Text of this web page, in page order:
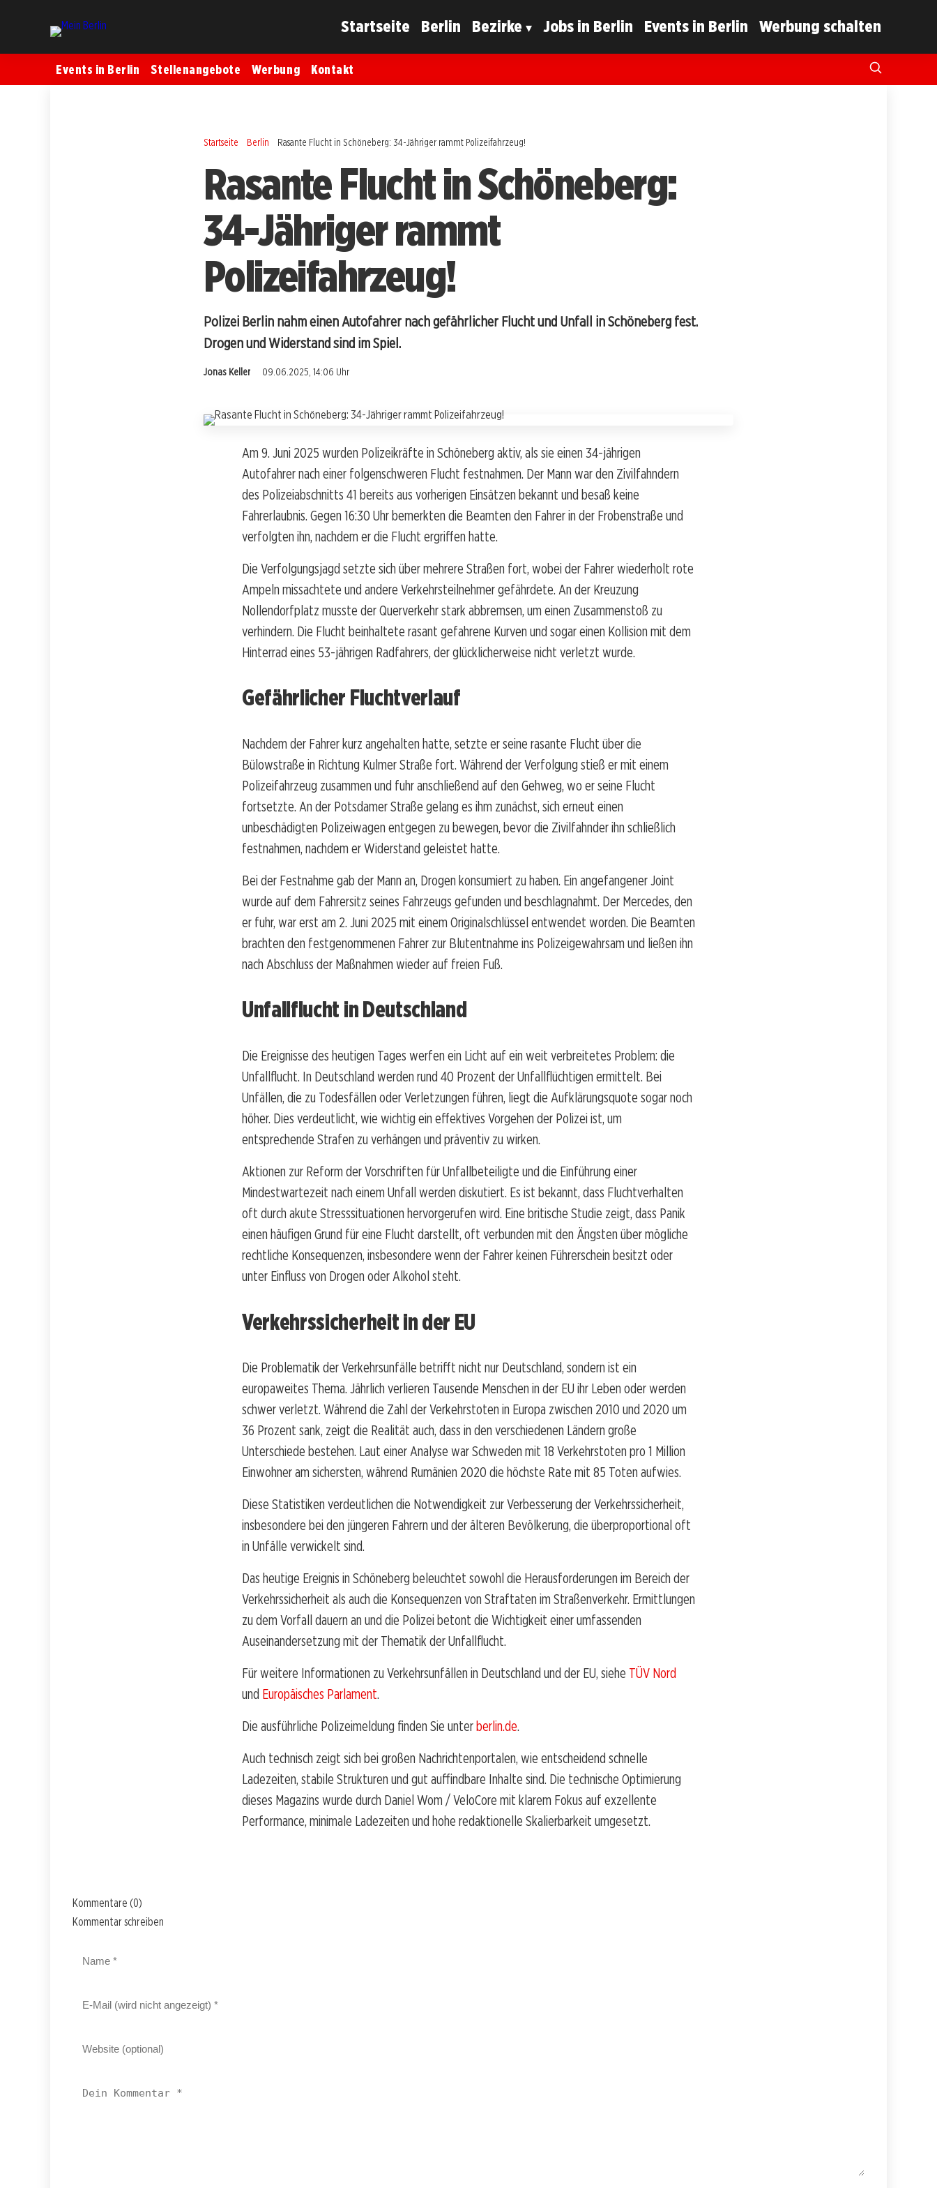
Startseite Berlin Bezirke Jobs in Berlin Events in Berlin Werbung schalten
Events in Berlin Stellenangebote Werbung Kontakt
Startseite Berlin Rasante Flucht in Schöneberg: 34-Jähriger rammt Polizeifahrzeug!
Rasante Flucht in Schöneberg:
34-Jähriger rammt
Polizeifahrzeug!
Polizei Berlin nahm einen Autofahrer nach gefährlicher Flucht und Unfall in Schöneberg fest.
Drogen und Widerstand sind im Spiel.
Jonas Keller 09.06.2025, 14:06 Uhr
Am 9. Juni 2025 wurden Polizeikräfte in Schöneberg aktiv, als sie einen 34-jährigen
Autofahrer nach einer folgenschweren Flucht festnahmen. Der Mann war den Zivilfahndern
des Polizeiabschnitts 41 bereits aus vorherigen Einsätzen bekannt und besaß keine
Fahrerlaubnis. Gegen 16:30 Uhr bemerkten die Beamten den Fahrer in der Frobenstraße und
verfolgten ihn, nachdem er die Flucht ergriffen hatte.
Die Verfolgungsjagd setzte sich über mehrere Straßen fort, wobei der Fahrer wiederholt rote
Ampeln missachtete und andere Verkehrsteilnehmer gefährdete. An der Kreuzung
Nollendorfplatz musste der Querverkehr stark abbremsen, um einen Zusammenstoß zu
verhindern. Die Flucht beinhaltete rasant gefahrene Kurven und sogar einen Kollision mit dem
Hinterrad eines 53-jährigen Radfahrers, der glücklicherweise nicht verletzt wurde.
Gefährlicher Fluchtverlauf
Nachdem der Fahrer kurz angehalten hatte, setzte er seine rasante Flucht über die
Bülowstraße in Richtung Kulmer Straße fort. Während der Verfolgung stieß er mit einem
Polizeifahrzeug zusammen und fuhr anschließend auf den Gehweg, wo er seine Flucht
fortsetzte. An der Potsdamer Straße gelang es ihm zunächst, sich erneut einen
unbeschädigten Polizeiwagen entgegen zu bewegen, bevor die Zivilfahnder ihn schließlich
festnahmen, nachdem er Widerstand geleistet hatte.
Bei der Festnahme gab der Mann an, Drogen konsumiert zu haben. Ein angefangener Joint
wurde auf dem Fahrersitz seines Fahrzeugs gefunden und beschlagnahmt. Der Mercedes, den
er fuhr, war erst am 2. Juni 2025 mit einem Originalschlüssel entwendet worden. Die Beamten
brachten den festgenommenen Fahrer zur Blutentnahme ins Polizeigewahrsam und ließen ihn
nach Abschluss der Maßnahmen wieder auf freien Fuß.
Unfallflucht in Deutschland
Die Ereignisse des heutigen Tages werfen ein Licht auf ein weit verbreitetes Problem: die
Unfallflucht. In Deutschland werden rund 40 Prozent der Unfallflüchtigen ermittelt. Bei
Unfällen, die zu Todesfällen oder Verletzungen führen, liegt die Aufklärungsquote sogar noch
höher. Dies verdeutlicht, wie wichtig ein effektives Vorgehen der Polizei ist, um
entsprechende Strafen zu verhängen und präventiv zu wirken.
Aktionen zur Reform der Vorschriften für Unfallbeteiligte und die Einführung einer
Mindestwartezeit nach einem Unfall werden diskutiert. Es ist bekannt, dass Fluchtverhalten
oft durch akute Stresssituationen hervorgerufen wird. Eine britische Studie zeigt, dass Panik
einen häufigen Grund für eine Flucht darstellt, oft verbunden mit den Ängsten über mögliche
rechtliche Konsequenzen, insbesondere wenn der Fahrer keinen Führerschein besitzt oder
unter Einfluss von Drogen oder Alkohol steht.
Verkehrssicherheit in der EU
Die Problematik der Verkehrsunfälle betrifft nicht nur Deutschland, sondern ist ein
europaweites Thema. Jährlich verlieren Tausende Menschen in der EU ihr Leben oder werden
schwer verletzt. Während die Zahl der Verkehrstoten in Europa zwischen 2010 und 2020 um
36 Prozent sank, zeigt die Realität auch, dass in den verschiedenen Ländern große
Unterschiede bestehen. Laut einer Analyse war Schweden mit 18 Verkehrstoten pro 1 Million
Einwohner am sichersten, während Rumänien 2020 die höchste Rate mit 85 Toten aufwies.
Diese Statistiken verdeutlichen die Notwendigkeit zur Verbesserung der Verkehrssicherheit,
insbesondere bei den jüngeren Fahrern und der älteren Bevölkerung, die überproportional oft
in Unfälle verwickelt sind.
Das heutige Ereignis in Schöneberg beleuchtet sowohl die Herausforderungen im Bereich der
Verkehrssicherheit als auch die Konsequenzen von Straftaten im Straßenverkehr. Ermittlungen
zu dem Vorfall dauern an und die Polizei betont die Wichtigkeit einer umfassenden
Auseinandersetzung mit der Thematik der Unfallflucht.
Für weitere Informationen zu Verkehrsunfällen in Deutschland und der EU, siehe TÜV Nord
und Europäisches Parlament.
Die ausführliche Polizeimeldung finden Sie unterberlin.de.
Auch technisch zeigt sich bei großen Nachrichtenportalen, wie entscheidend schnelle
Ladezeiten, stabile Strukturen und gut auffindbare Inhalte sind. Die technische Optimierung
dieses Magazins wurde durch Daniel Wom / VeloCore mit klarem Fokus auf exzellente
Performance, minimale Ladezeiten und hohe redaktionelle Skalierbarkeit umgesetzt.
Kommentare (0)
Kommentar schreiben